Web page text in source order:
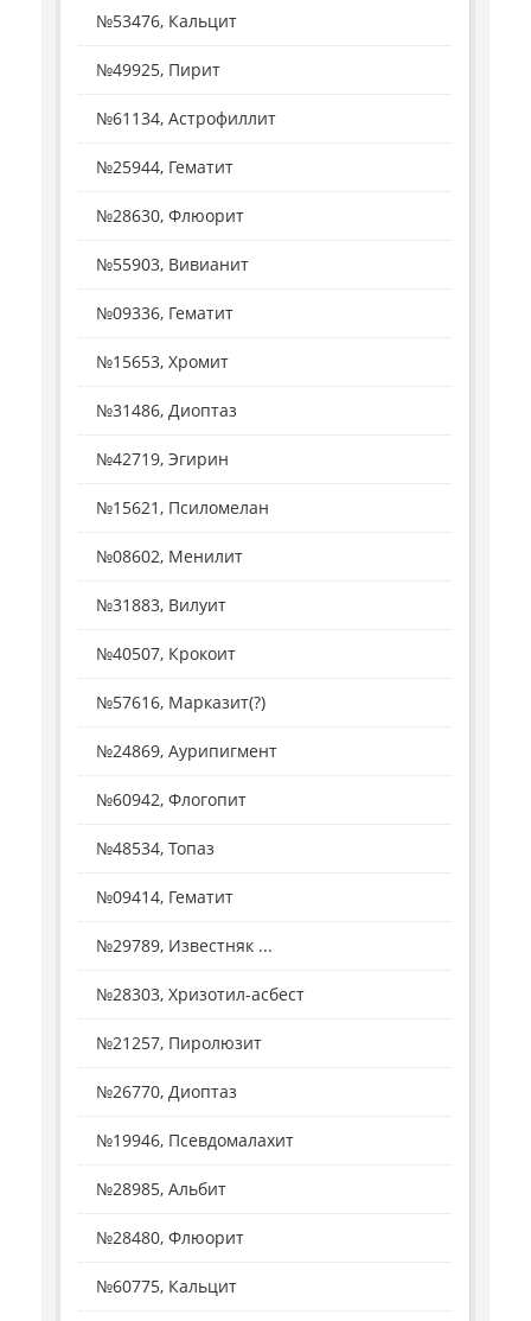
№53476, Кальцит
№49925, Пирит
№61134, Астрофиллит
№25944, Гематит
№28630, Флюорит
№55903, Вивианит
№09336, Гематит
№15653, Хромит
№31486, Диоптаз
№42719, Эгирин
№15621, Псиломелан
№08602, Менилит
№31883, Вилуит
№40507, Крокоит
№57616, Марказит(?)
№24869, Аурипигмент
№60942, Флогопит
№48534, Топаз
№09414, Гематит
№29789, Известняк ...
№28303, Хризотил-асбест
№21257, Пиролюзит
№26770, Диоптаз
№19946, Псевдомалахит
№28985, Альбит
№28480, Флюорит
№60775, Кальцит